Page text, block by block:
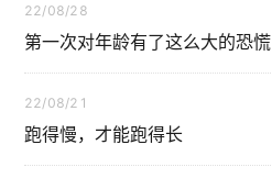
22/08/28
第一次对年龄有了这么大的恐慌
22/08/21
跑得慢，才能跑得长